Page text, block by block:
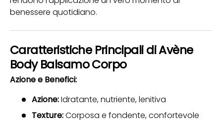
benessere quotidiano.
Caratteristiche Principali di Avène
Body Balsamo Corpo
Azione e Benefici:
Azione:Idratante, nutriente, lenitiva
Texture:Corposa e fondente, confortevole